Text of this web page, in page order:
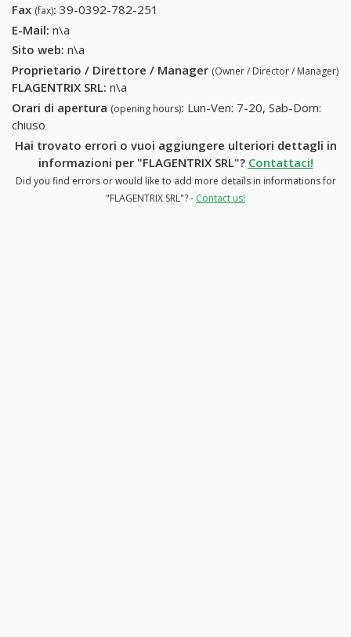
Fax (fax): 39-0392-782-251
E-Mail: n\a
Sito web: n\a
Proprietario / Direttore / Manager (Owner / Director / Manager)
FLAGENTRIX SRL: n\a
Orari di apertura (opening hours): Lun-Ven: 7-20, Sab-Dom:
chiuso
Hai trovato errori o vuoi aggiungere ulteriori dettagli in
informazioni per "FLAGENTRIX SRL"? Contattaci!
Did you find errors or would like to add more details in informations for
"FLAGENTRIX SRL"? - Contact us!